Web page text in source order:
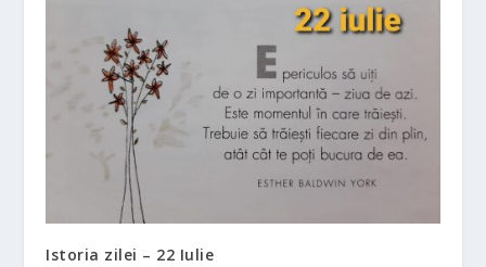
Istoria zilei – 22 Iulie